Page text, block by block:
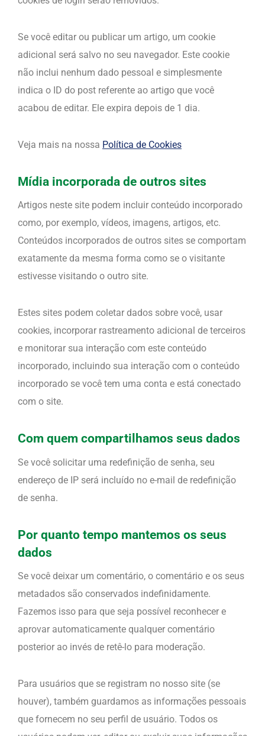
Se você editar ou publicar um artigo, um cookie
adicional será salvo no seu navegador. Este cookie
não inclui nenhum dado pessoal e simplesmente
indica o ID do post referente ao artigo que você
acabou de editar. Ele expira depois de 1 dia.
Veja mais na nossa Política de Cookies
Mídia incorporada de outros sites
Artigos neste site podem incluir conteúdo incorporado
como, por exemplo, vídeos, imagens, artigos, etc.
Conteúdos incorporados de outros sites se comportam
exatamente da mesma forma como se o visitante
estivesse visitando o outro site.
Estes sites podem coletar dados sobre você, usar
cookies, incorporar rastreamento adicional de terceiros
e monitorar sua interação com este conteúdo
incorporado, incluindo sua interação com o conteúdo
incorporado se você tem uma conta e está conectado
com o site.
Com quem compartilhamos seus dados
Se você solicitar uma redefinição de senha, seu
endereço de IP será incluído no e-mail de redefinição
de senha.
Por quanto tempo mantemos os seus
dados
Se você deixar um comentário, o comentário e os seus
metadados são conservados indefinidamente.
Fazemos isso para que seja possível reconhecer e
aprovar automaticamente qualquer comentário
posterior ao invés de retê-lo para moderação.
Para usuários que se registram no nosso site (se
houver), também guardamos as informações pessoais
que fornecem no seu perfil de usuário. Todos os